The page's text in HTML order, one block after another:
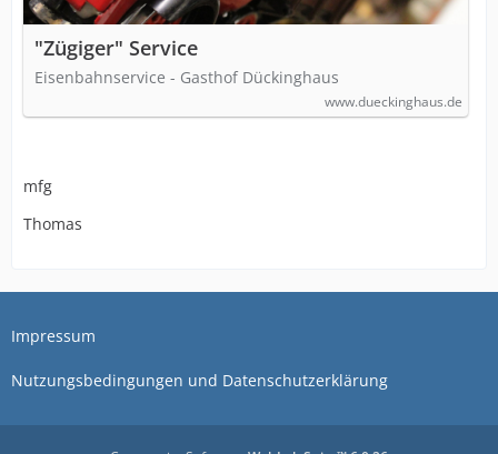
"Zügiger" Service
Eisenbahnservice - Gasthof Dückinghaus
www.dueckinghaus.de
mfg
Thomas
Impressum
Nutzungsbedingungen und Datenschutzerklärung